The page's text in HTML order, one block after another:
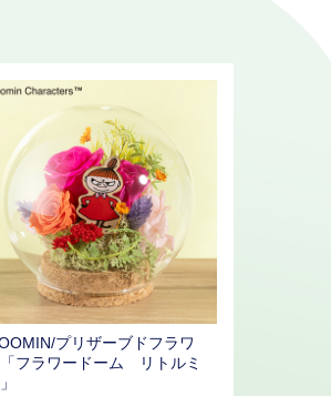
プリザーブドフラワ
フラワードーム リトルミ